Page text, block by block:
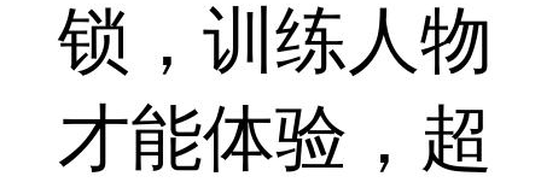
锁，训练人物
才能体验，超